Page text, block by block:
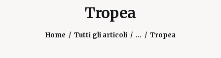
Tropea
Home Tutti gli articoli ... Tropea